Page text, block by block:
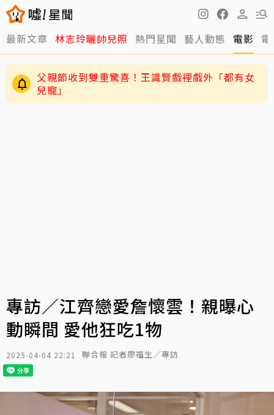
最新文章 林志玲曬帥兒照 熱門星聞 藝人動態 電影
父親節收到雙重驚喜！王識賢戲裡戲外「都有女
兒寵」
專訪／江齊戀愛詹懷雲！親曝心
動瞬間 愛他狂吃1物
2025-04-04 22:21 聯合報 記者廖福生／專訪